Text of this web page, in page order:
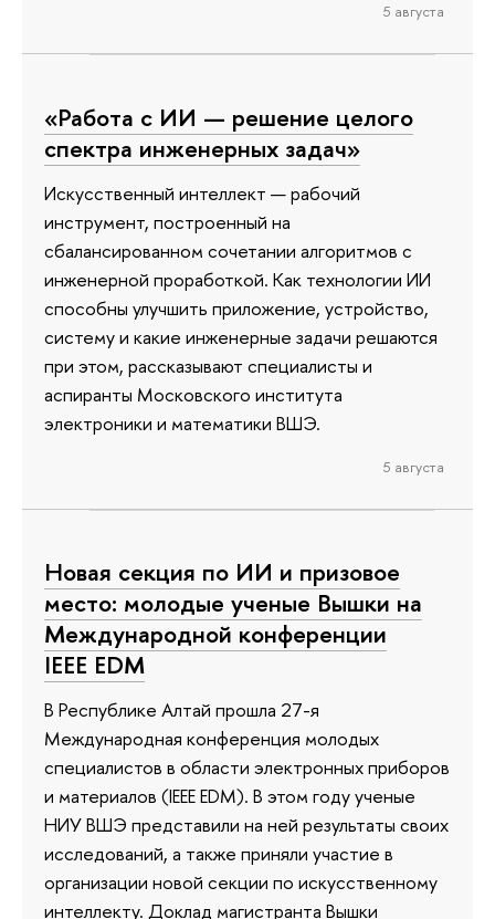
5 августа
«Работа с ИИ — решение целого
спектра инженерных задач»
Искусственный интеллект — рабочий
инструмент, построенный на
сбалансированном сочетании алгоритмов с
инженерной проработкой. Как технологии ИИ
способны улучшить приложение, устройство,
систему и какие инженерные задачи решаются
при этом, рассказывают специалисты и
аспиранты Московского института
электроники и математики ВШЭ.
5 августа
Новая секция по ИИ и призовое
место: молодые ученые Вышки на
Международной конференции
IEEE EDM
В Республике Алтай прошла 27-я
Международная конференция молодых
специалистов в области электронных приборов
и материалов (IEEE EDM). В этом году ученые
НИУ ВШЭ представили на ней результаты своих
исследований, а также приняли участие в
организации новой секции по искусственному
интеллекту. Доклад магистранта Вышки